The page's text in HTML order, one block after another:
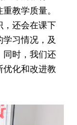
教学质量。
，还会在课下
习情况，及
同时，我们还
化和改进教